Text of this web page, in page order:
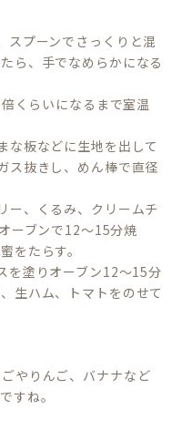
スプーンでさっくりと混
ら、手でなめらかになる
くらいになるまで室温
な板などに生地を出して
ス抜きし、めん棒で直径
ー、くるみ、クリームチ
ーブンで12～15分焼
をたらす。
を塗りオーブン12～15分
生ハム、トマトをのせて
やりんご、バナナなど
すね。